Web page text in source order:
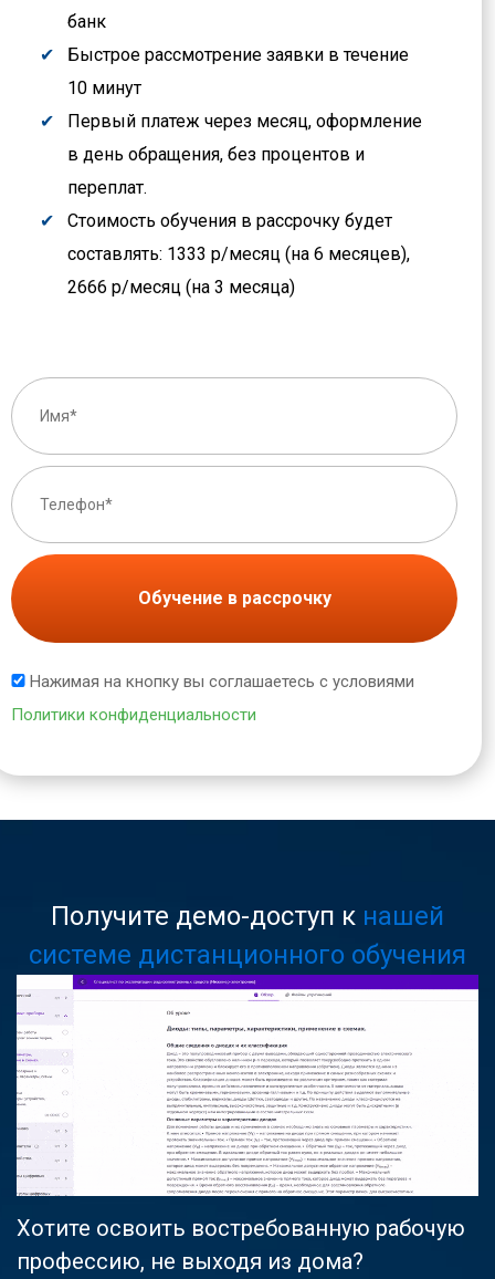
банк
Быстрое рассмотрение заявки в течение
10 минут
Первый платеж через месяц, оформление
в день обращения, без процентов и
переплат.
Стоимость обучения в рассрочку будет
составлять: 1333 р/месяц (на 6 месяцев),
2666 р/месяц (на 3 месяца)
Обучение в рассрочку
Нажимая на кнопку вы соглашаетесь с условиями
Политики конфиденциальности
Получите демо-доступ к нашей
системе дистанционного обучения
Хотите освоить востребованную рабочую
профессию, не выходя из дома?